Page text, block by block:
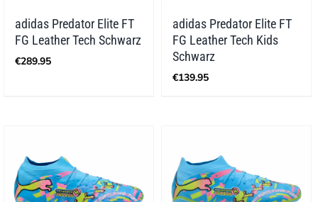
adidas Predator Elite FT
FG Leather Tech Schwarz
€289.95
adidas Predator Elite FT
FG Leather Tech Kids
Schwarz
€139.95